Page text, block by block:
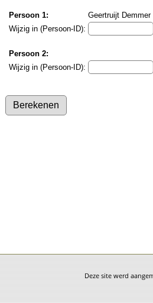
Persoon 1:
Geertruijt
Wijzig in (Persoon-ID):
Persoon 2:
Wijzig in (Persoon-ID):
Deze site werd